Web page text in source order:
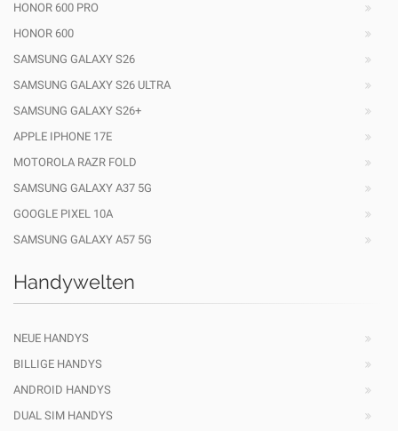
HONOR 600 PRO
HONOR 600
SAMSUNG GALAXY S26
SAMSUNG GALAXY S26 ULTRA
SAMSUNG GALAXY S26+
APPLE IPHONE 17E
MOTOROLA RAZR FOLD
SAMSUNG GALAXY A37 5G
GOOGLE PIXEL 10A
SAMSUNG GALAXY A57 5G
Handywelten
NEUE HANDYS
BILLIGE HANDYS
ANDROID HANDYS
DUAL SIM HANDYS